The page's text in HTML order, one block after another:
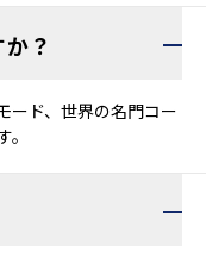
？
ード、世界の名門コー